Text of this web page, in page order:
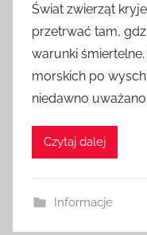
Świat zwierząt
przetrwać tam,
warunki
morskich po
niedawno
Czytaj dalej
Informacje